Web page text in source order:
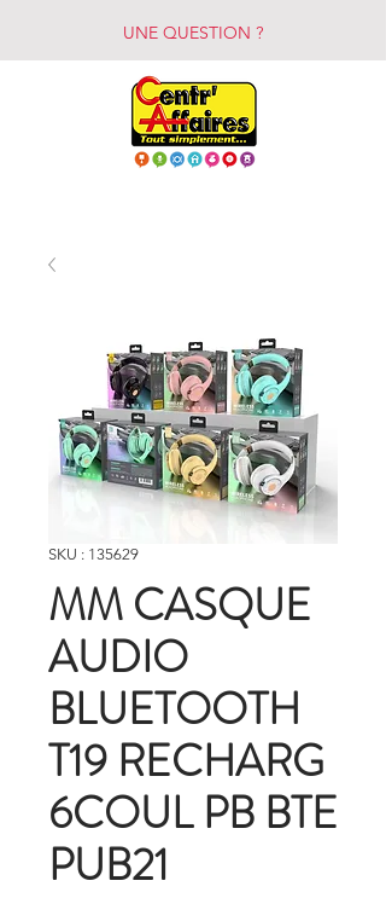
UNE QUESTION ?
SKU : 135629
MM CASQUE
AUDIO
BLUETOOTH
T19 RECHARG
6COUL PB BTE
PUB21